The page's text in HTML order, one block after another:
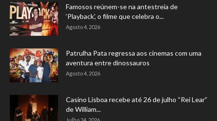
Famosos reúnem-se na antestreia de
‘Playback’, o filme que celebra o...
Agosto 4, 2026
Patrulha Pata regressa aos cinemas com uma
aventura entre dinossauros
Agosto 4, 2026
Casino Lisboa recebe até 26 de julho “Rei Lear”
de William...